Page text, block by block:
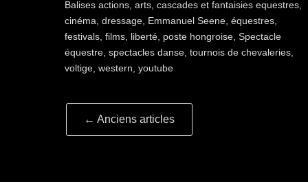
Balisesactions ,arts ,cascades et fantaisies equestres
cinéma ,dressage Emmanuel Seene ,équestres
festivals ,films liberté poste hongroise ,Spectacle
équestre ,spectacles danse ,tournois de chevaleries
voltige ,western ,youtube
Navigation
article
← Anciens articles